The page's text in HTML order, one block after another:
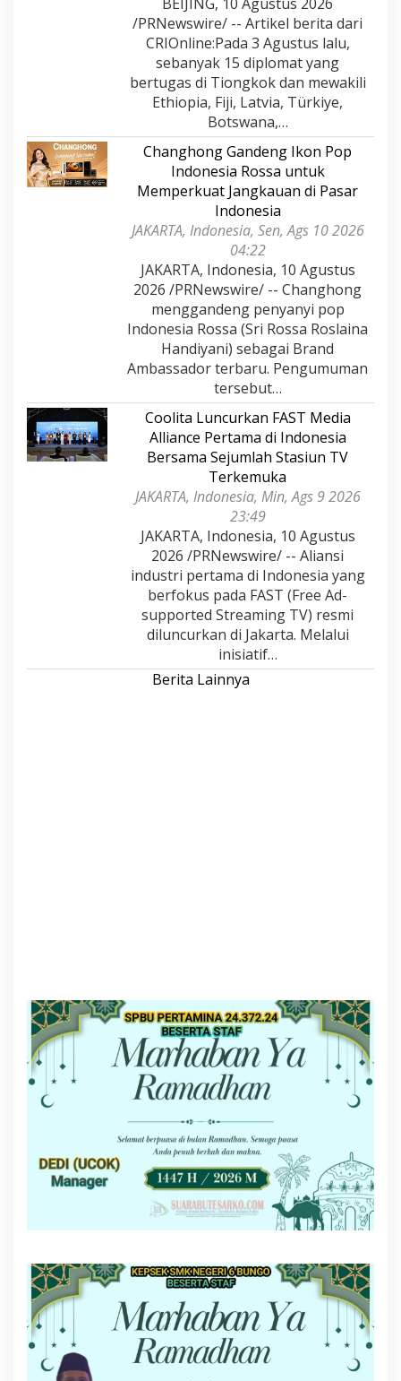
/PRNewswire/ -- Artikel berita dari
CRIOnline:Pada 3 Agustus lalu,
sebanyak 15 diplomat yang
bertugas di Tiongkok dan mewakili
Ethiopia, Fiji, Latvia, Türkiye,
Botswana,…
Changhong Gandeng Ikon Pop
Indonesia Rossa untuk
Memperkuat Jangkauan di Pasar
Indonesia
JAKARTA, Indonesia, Sen, Ags 10 2026
04:22
JAKARTA, Indonesia, 10 Agustus
2026 /PRNewswire/ -- Changhong
menggandeng penyanyi pop
Indonesia Rossa (Sri Rossa Roslaina
Handiyani) sebagai Brand
Ambassador terbaru. Pengumuman
tersebut…
Coolita Luncurkan FAST Media
Alliance Pertama di Indonesia
Bersama Sejumlah Stasiun TV
Terkemuka
JAKARTA, Indonesia, Min, Ags 9 2026
23:49
JAKARTA, Indonesia, 10 Agustus
2026 /PRNewswire/ -- Aliansi
industri pertama di Indonesia yang
berfokus pada FAST (Free Ad-
supported Streaming TV) resmi
diluncurkan di Jakarta. Melalui
inisiatif…
Berita Lainnya